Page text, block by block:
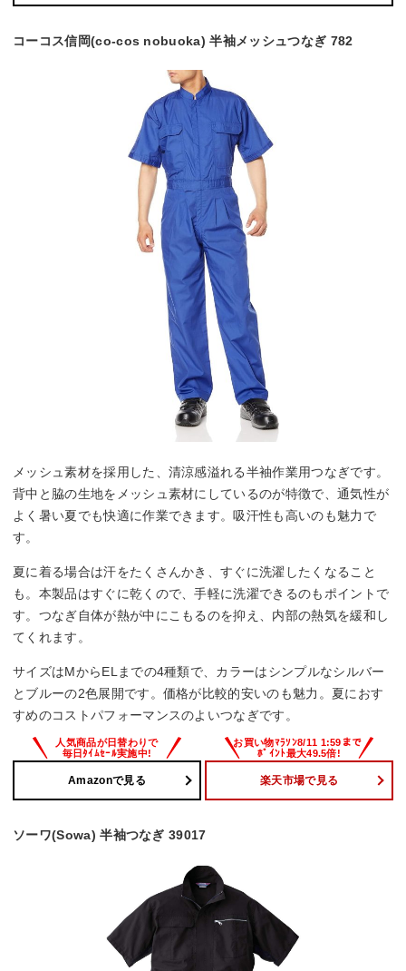
コーコス信岡(co-cos nobuoka) 半袖メッシュつなぎ 782
メッシュ素材を採用した、清涼感溢れる半袖作業用つなぎです。
背中と脇の生地をメッシュ素材にしているのが特徴で、通気性が
よく暑い夏でも快適に作業できます。吸汗性も高いのも魅力で
す。
夏に着る場合は汗をたくさんかき、すぐに洗濯したくなること
も。本製品はすぐに乾くので、手軽に洗濯できるのもポイントで
す。つなぎ自体が熱が中にこもるのを抑え、内部の熱気を緩和し
てくれます。
サイズはMからELまでの4種類で、カラーはシンプルなシルバー
とブルーの2色展開です。価格が比較的安いのも魅力。夏におす
すめのコストパフォーマンスのよいつなぎです。
Amazonで見る 楽天市場で見る
ソーワ(Sowa) 半袖つなぎ 39017